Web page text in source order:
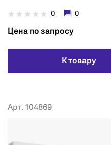
0 0
Цена по запросу
К товару
Арт. 104869